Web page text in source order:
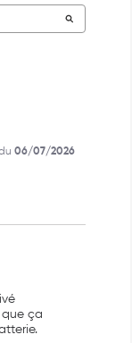
06/07/2026
ça